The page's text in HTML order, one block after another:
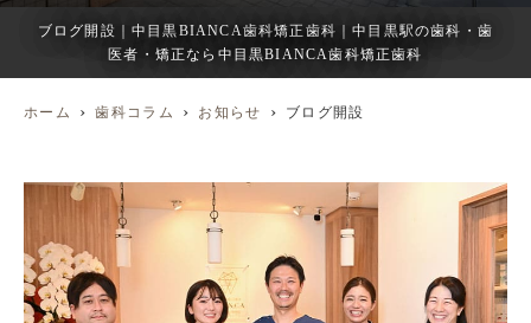
ブログ開設｜中目黒BIANCA歯科矯正歯科｜中目黒駅の歯科・歯
医者・矯正なら中目黒BIANCA歯科矯正歯科
ホーム 歯科コラム お知らせ ブログ開設